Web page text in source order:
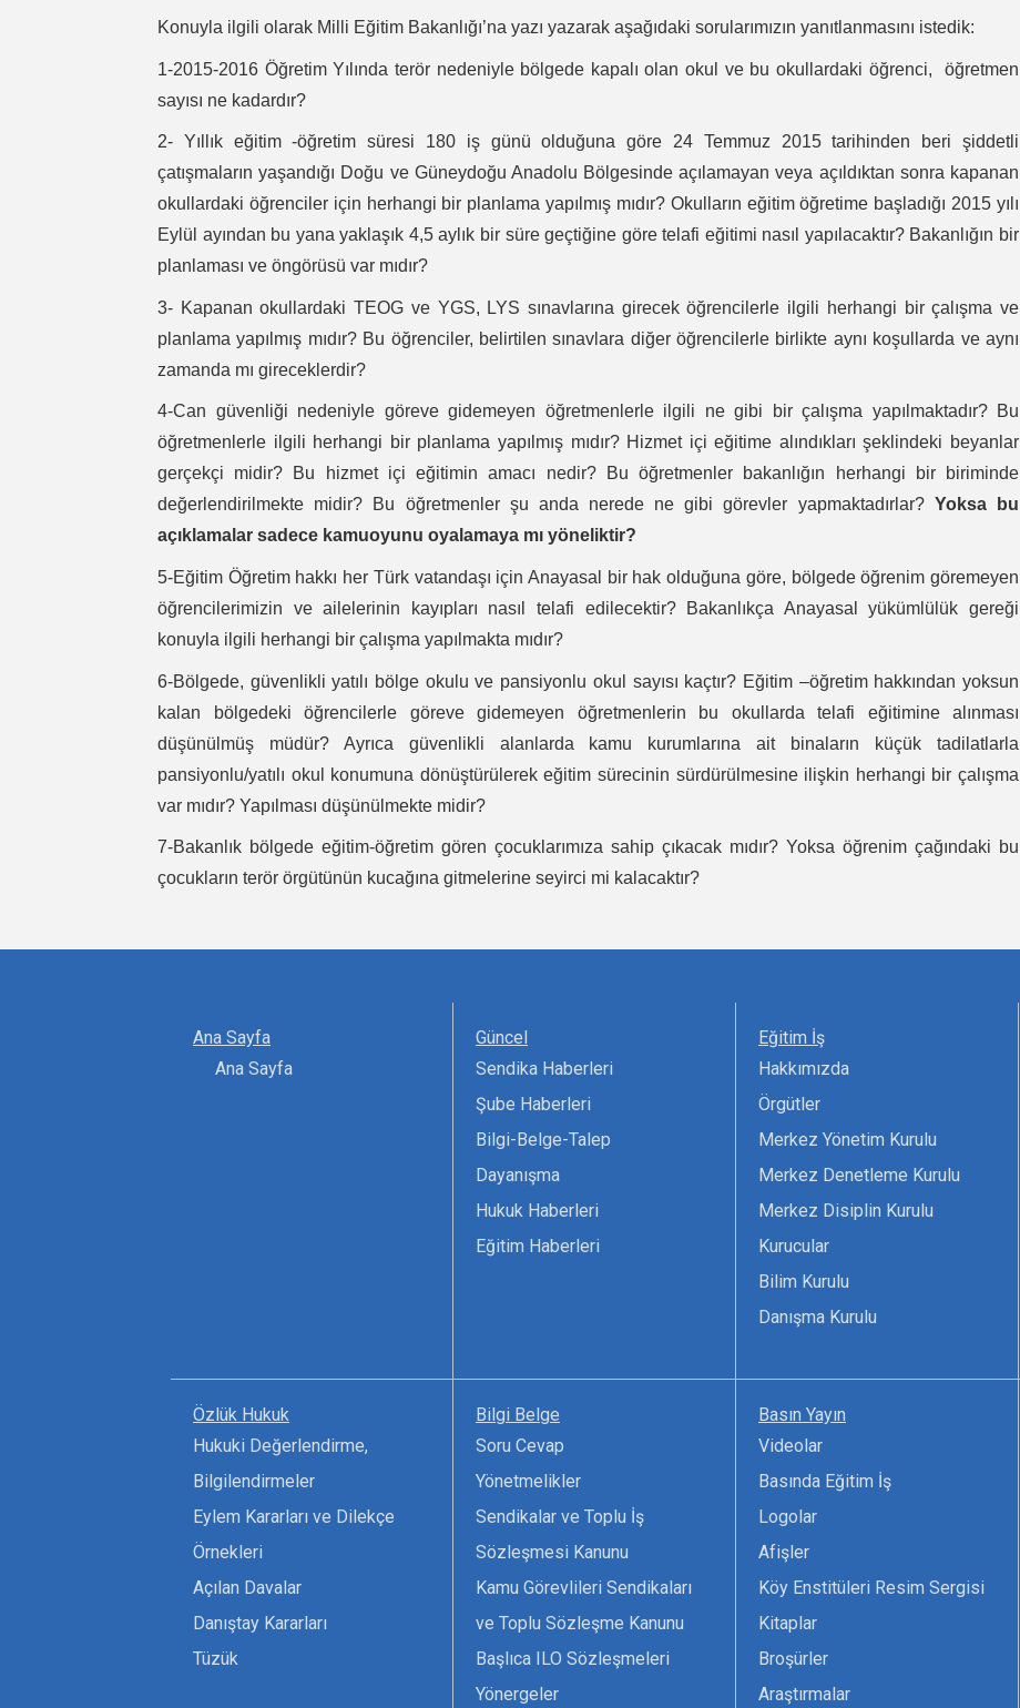
Konuyla ilgili olarak Milli Eğitim Bakanlığı’na yazı yazarak aşağıdaki sorularımızın yanıtlanmasını istedik:
1-2015-2016 Öğretim Yılında terör nedeniyle bölgede kapalı olan okul ve bu okullardaki öğrenci, öğretmen
sayısı ne kadardır?
2- Yıllık eğitim -öğretim süresi 180 iş günü olduğuna göre 24 Temmuz 2015 tarihinden beri şiddetli
çatışmaların yaşandığı Doğu ve Güneydoğu Anadolu Bölgesinde açılamayan veya açıldıktan sonra kapanan
okullardaki öğrenciler için herhangi bir planlama yapılmış mıdır? Okulların eğitim öğretime başladığı 2015 yılı
Eylül ayından bu yana yaklaşık 4,5 aylık bir süre geçtiğine göre telafi eğitimi nasıl yapılacaktır? Bakanlığın bir
planlaması ve öngörüsü var mıdır?
3- Kapanan okullardaki TEOG ve YGS, LYS sınavlarına girecek öğrencilerle ilgili herhangi bir çalışma ve
planlama yapılmış mıdır? Bu öğrenciler, belirtilen sınavlara diğer öğrencilerle birlikte aynı koşullarda ve aynı
zamanda mı gireceklerdir?
4-Can güvenliği nedeniyle göreve gidemeyen öğretmenlerle ilgili ne gibi bir çalışma yapılmaktadır? Bu
öğretmenlerle ilgili herhangi bir planlama yapılmış mıdır? Hizmet içi eğitime alındıkları şeklindeki beyanlar
gerçekçi midir? Bu hizmet içi eğitimin amacı nedir? Bu öğretmenler bakanlığın herhangi bir biriminde
değerlendirilmekte midir? Bu öğretmenler şu anda nerede ne gibi görevler yapmaktadırlar? Yoksa bu
açıklamalar sadece kamuoyunu oyalamaya mı yöneliktir?
5-Eğitim Öğretim hakkı her Türk vatandaşı için Anayasal bir hak olduğuna göre, bölgede öğrenim göremeyen
öğrencilerimizin ve ailelerinin kayıpları nasıl telafi edilecektir? Bakanlıkça Anayasal yükümlülük gereği
konuyla ilgili herhangi bir çalışma yapılmakta mıdır?
6-Bölgede, güvenlikli yatılı bölge okulu ve pansiyonlu okul sayısı kaçtır? Eğitim –öğretim hakkından yoksun
kalan bölgedeki öğrencilerle göreve gidemeyen öğretmenlerin bu okullarda telafi eğitimine alınması
düşünülmüş müdür? Ayrıca güvenlikli alanlarda kamu kurumlarına ait binaların küçük tadilatlarla
pansiyonlu/yatılı okul konumuna dönüştürülerek eğitim sürecinin sürdürülmesine ilişkin herhangi bir çalışma
var mıdır? Yapılması düşünülmekte midir?
7-Bakanlık bölgede eğitim-öğretim gören çocuklarımıza sahip çıkacak mıdır? Yoksa öğrenim çağındaki bu
çocukların terör örgütünün kucağına gitmelerine seyirci mi kalacaktır?
Ana Sayfa
Ana Sayfa
Güncel
Sendika Haberleri
Şube Haberleri
Bilgi-Belge-Talep
Dayanışma
Hukuk Haberleri
Eğitim Haberleri
Eğitim İş
Hakkımızda
Örgütler
Merkez Yönetim Kurulu
Merkez Denetleme Kurulu
Merkez Disiplin Kurulu
Kurucular
Bilim Kurulu
Danışma Kurulu
Özlük Hukuk
Hukuki Değerlendirme,
Bilgilendirmeler
Eylem Kararları ve Dilekçe
Örnekleri
Açılan Davalar
Danıştay Kararları
Tüzük
Bilgi Belge
Soru Cevap
Yönetmelikler
Sendikalar ve Toplu İş
Sözleşmesi Kanunu
Kamu Görevlileri Sendikaları
ve Toplu Sözleşme Kanunu
Başlıca ILO Sözleşmeleri
Yönergeler
Basın Yayın
Videolar
Basında Eğitim İş
Logolar
Afişler
Köy Enstitüleri Resim Sergisi
Kitaplar
Broşürler
Araştırmalar